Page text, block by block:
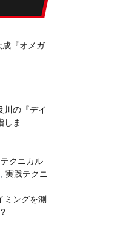
成『オメガ
川の『デイ
ま...
テクニカル
実践テクニ
ミングを測